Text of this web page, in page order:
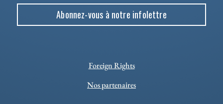
Abonnez-vous à notre infolettre
Foreign Rights
Nos partenaires